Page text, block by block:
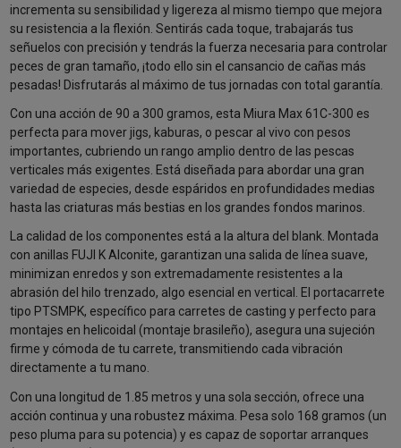
incrementa su sensibilidad y ligereza al mismo tiempo que mejora
su resistencia a la flexión. Sentirás cada toque, trabajarás tus
señuelos con precisión y tendrás la fuerza necesaria para controlar
peces de gran tamaño, ¡todo ello sin el cansancio de cañas más
pesadas! Disfrutarás al máximo de tus jornadas con total garantía.
Con una acción de 90 a 300 gramos, esta Miura Max 61C-300 es
perfecta para mover jigs, kaburas, o pescar al vivo con pesos
importantes, cubriendo un rango amplio dentro de las pescas
verticales más exigentes. Está diseñada para abordar una gran
variedad de especies, desde espáridos en profundidades medias
hasta las criaturas más bestias en los grandes fondos marinos.
La calidad de los componentes está a la altura del blank. Montada
con anillas FUJI K Alconite, garantizan una salida de línea suave,
minimizan enredos y son extremadamente resistentes a la
abrasión del hilo trenzado, algo esencial en vertical. El portacarrete
tipo PTSMPK, específico para carretes de casting y perfecto para
montajes en helicoidal (montaje brasileño), asegura una sujeción
firme y cómoda de tu carrete, transmitiendo cada vibración
directamente a tu mano.
Con una longitud de 1.85 metros y una sola sección, ofrece una
acción continua y una robustez máxima. Pesa solo 168 gramos (un
peso pluma para su potencia) y es capaz de soportar arranques